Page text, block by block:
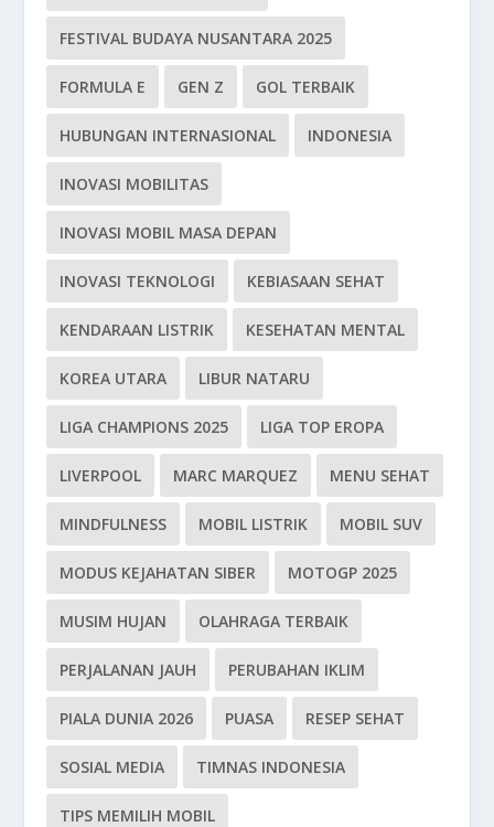
FESTIVAL BUDAYA NUSANTARA 2025
FORMULA E GEN Z GOL TERBAIK
HUBUNGAN INTERNASIONAL INDONESIA
INOVASI MOBILITAS
INOVASI MOBIL MASA DEPAN
INOVASI TEKNOLOGI KEBIASAAN SEHAT
KENDARAAN LISTRIK KESEHATAN MENTAL
KOREA UTARA LIBUR NATARU
LIGA CHAMPIONS 2025 LIGA TOP EROPA
LIVERPOOL MARC MARQUEZ MENU SEHAT
MINDFULNESS MOBIL LISTRIK MOBIL SUV
MODUS KEJAHATAN SIBER MOTOGP 2025
MUSIM HUJAN OLAHRAGA TERBAIK
PERJALANAN JAUH PERUBAHAN IKLIM
PIALA DUNIA 2026 PUASA RESEP SEHAT
SOSIAL MEDIA TIMNAS INDONESIA
TIPS MEMILIH MOBIL